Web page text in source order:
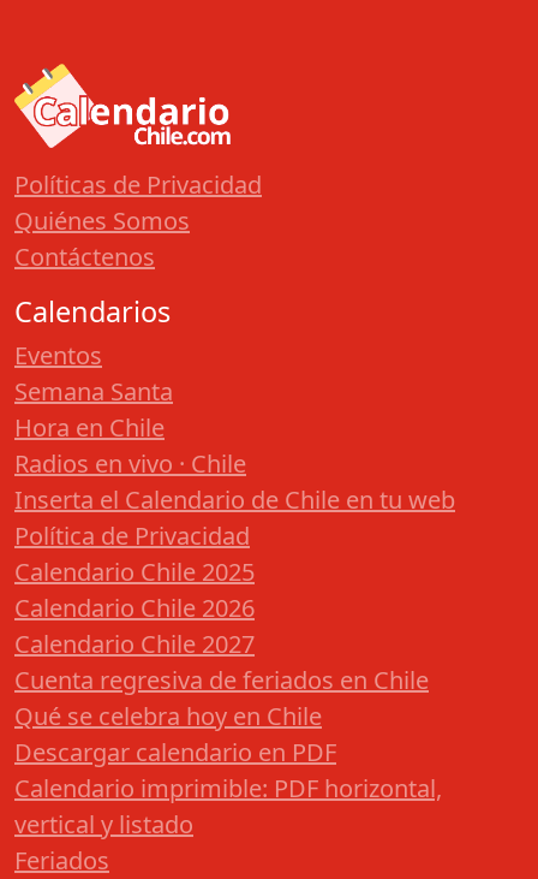
Políticas de Privacidad
Quiénes Somos
Contáctenos
Calendarios
Eventos
Semana Santa
Hora en Chile
Radios en vivo · Chile
Inserta el Calendario de Chile en tu web
Política de Privacidad
Calendario Chile 2025
Calendario Chile 2026
Calendario Chile 2027
Cuenta regresiva de feriados en Chile
Qué se celebra hoy en Chile
Descargar calendario en PDF
Calendario imprimible: PDF horizontal,
vertical y listado
Feriados